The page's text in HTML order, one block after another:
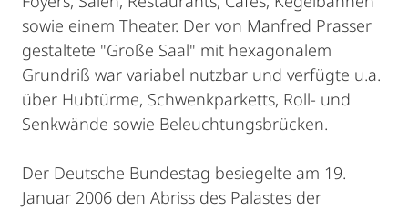
sowie einem Theater. Der von Manfred Prasser
gestaltete "Große Saal" mit hexagonalem
Grundriß war variabel nutzbar und verfügte u.a.
über Hubtürme, Schwenkparketts, Roll- und
Senkwände sowie Beleuchtungsbrücken.
Der Deutsche Bundestag besiegelte am 19.
Januar 2006 den Abriss des Palastes der